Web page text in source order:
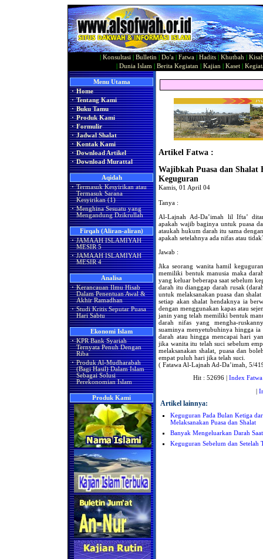
Konsultasi Bulletin Do'a Fatwa Hadits Khutbah
Dunia Islam Berita Kegiatan Kajian Kaset|
Menu Utama
· Home
· Tentang Kami
· Buku Tamu
· Produk Kami
· Formulir
· Jadwal Shalat
· Kontak Kami
· Download Artikel
· Download Murattal
Aqidah
· Termasuk Kesyirikan atau
Termasuk Sarana
Kesyirikan (1)
· Menghina Sesuatu yang
Mengandung Dzikrullah
Firqah (Aliran-aliran)
· JAMAAH ISLAMIYAH
MESIR 5
· JAMAAH ISLAMIYAH
MESIR 4
Analisa
· Kerancauan Ilmu Hisab
Dalam Penentuan Awal &
Akhir Ramadhan
· Studi Kritis Seputar Puasa
Hari Sabtu
Ekonomi Islam
· KPR Bank Syariah
Ternyata Penuh Dengan
Riba
· Produk Al-Mudharabah
(Bagi Hasil) Dalam Islam
Sebagai Solusi
Perekonomian Islam
Produk Kami
Artikel Fatwa :
Wajibkah Puasa dan Shalat
Keguguran
Kamis, 01 April 04
Tanya :
Al-Lajnah Ad-Da’imah lil Ifta’
apakah wajib baginya untuk puasa
ataukah hukum darah itu sama
apakah setelahnya ada nifas atau
Jawab :
Jika seorang wanita hamil
memiliki bentuk manusia maka
yang keluar beberapa saat sebelum
darah itu dianggap darah rusak
untuk melaksanakan puasa dan
setiap akan shalat hendaknya ia
dengan menggunakan kapas atau
janin yang telah memiliki bentuk
darah nifas yang mengha-
suaminya menyetubuhinya hingga ia
darah atau hingga mencapai hari
jika wanita itu telah suci sebelum
melaksanakan shalat, puasa dan
empat puluh hari jika telah suci.
( Fatawa Al-Lajnah Ad-Da’imah, 5/
Hit : 52696 | Index Fatwa
|
Artikel lainnya:
Keguguran Pada Bulan Ketiga
Melaksanakan Puasa dan Shalat
Banyak Mengeluarkan Darah
Keguguran Sebelum dan Setelah